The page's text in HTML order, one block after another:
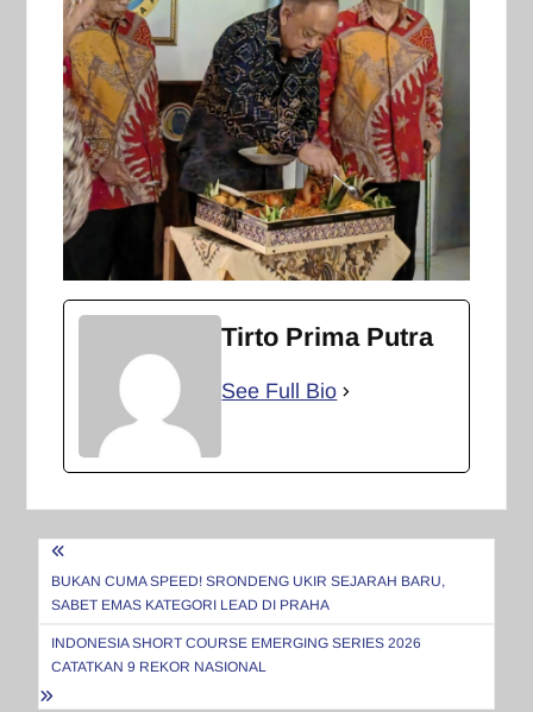
Tirto Prima Putra
See Full Bio
Navigasi
pos
BUKAN CUMA SPEED! SRONDENG UKIR SEJARAH BARU,
SABET EMAS KATEGORI LEAD DI PRAHA
INDONESIA SHORT COURSE EMERGING SERIES 2026
CATATKAN 9 REKOR NASIONAL